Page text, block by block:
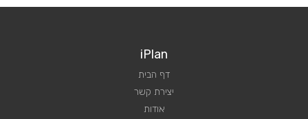
iPlan
דף הבית
יצירת קשר
אודות